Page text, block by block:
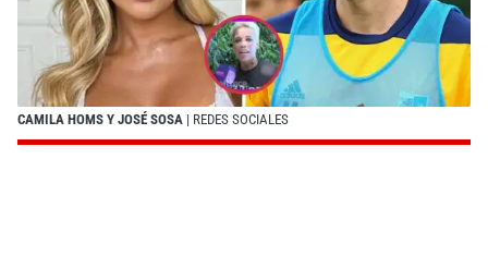
CAMILA HOMS Y JOSÉ SOSA | REDES SOCIALES